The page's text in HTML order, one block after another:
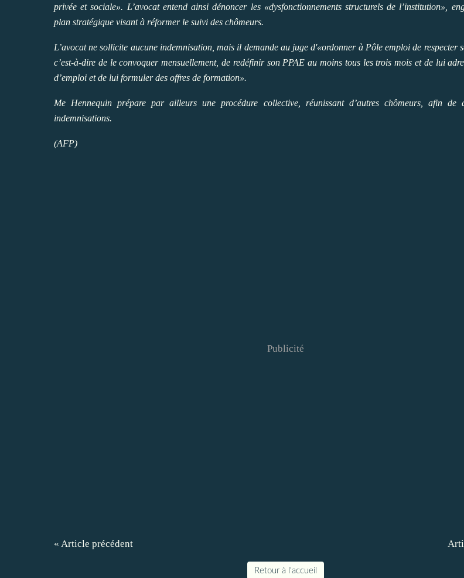
privée et sociale». L’avocat entend ainsi dénoncer les «dysfonctionnements structurels de l’institution»,
plan stratégique visant à réformer le suivi des chômeurs.
L’avocat ne sollicite aucune indemnisation, mais il demande au juge d'«ordonner à Pôle emploi de respecter
c’est-à-dire de le convoquer mensuellement, de redéfinir son PPAE au moins tous les trois mois et de lui
d’emploi et de lui formuler des offres de formation».
Me Hennequin prépare par ailleurs une procédure collective, réunissant d’autres chômeurs, afin de
indemnisations.
(AFP)
Publicité
« Article précédent
Retour à l'accueil